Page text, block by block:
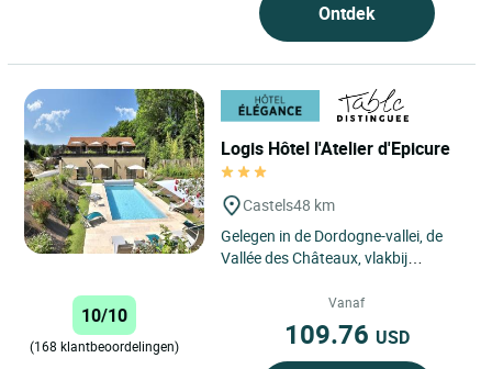
Ontdek
Logis Hôtel l'Atelier d'Epicure
Castels48 km
Gelegen in de Dordogne-vallei, de
Vallée des Châteaux, vlakbij
Castelnaud, wacht l'Atelier...
10/10
(168 klantbeoordelingen)
Vanaf
109.76 USD